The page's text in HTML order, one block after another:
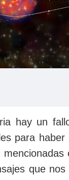
hay un
para
que